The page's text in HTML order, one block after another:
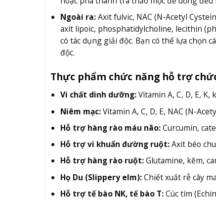
Ngoài ra:Axit fulvic, NAC (N-Acetyl
axit lipoic, phosphatidylcholine, lecithin
có tác dụng giải độc. Bạn có thể lựa chọn
độc.
Thực phẩm chức năng hỗ trợ
Vi chất dinh dưỡng:Vitamin A, C, D, E, K,
Niêm mạc:Vitamin A, C, D, E, NAC (N-
Hỗ trợ hàng rào máu não:Curcumin,
Hỗ trợ vi khuẩn đường ruột:Axit béo
Hỗ trợ hàng rào ruột:Glutamine, kẽm,
Họ Du (Slippery elm):Chiết xuất rễ cây
Hỗ trợ tế bào NK, tế bào T:Cúc tím